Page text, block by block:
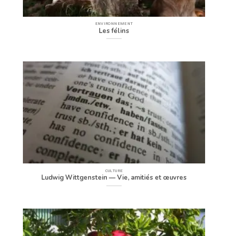
ENVIRONNEMENT
Les félins
CULTURE
Ludwig Wittgenstein — Vie, amitiés et œuvres